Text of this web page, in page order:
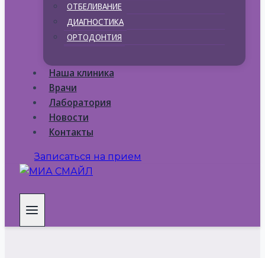
ОТБЕЛИВАНИЕ
ДИАГНОСТИКА
ОРТОДОНТИЯ
Наша клиника
Врачи
Лаборатория
Новости
Контакты
Записаться на прием